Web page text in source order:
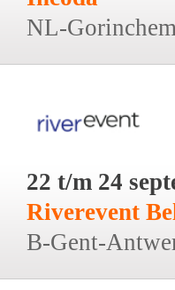
NL-Gorinchem
22 t/m 24
Riverevent
B-Gent-